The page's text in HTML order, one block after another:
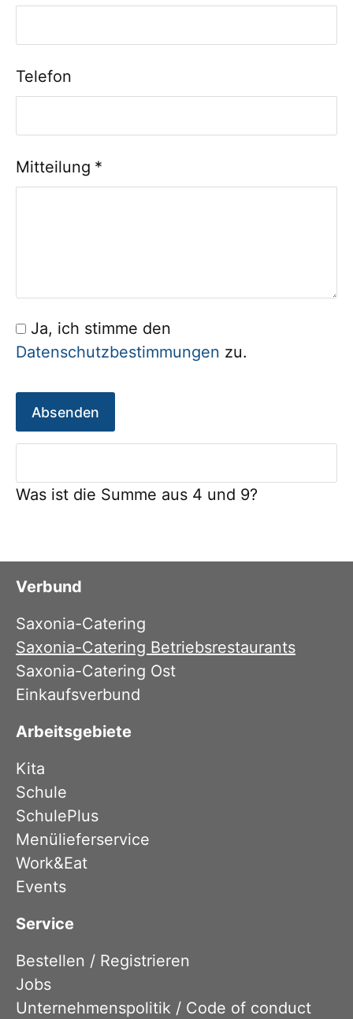
Telefon
Mitteilung *
Ja, ich stimme den
Datenschutzbestimmungen zu.
Absenden
Was ist die Summe aus 4 und 9?
Verbund
Saxonia-Catering
Saxonia-Catering Betriebsrestaurants
Saxonia-Catering Ost
Einkaufsverbund
Arbeitsgebiete
Kita
Schule
SchulePlus
Menülieferservice
Work&Eat
Events
Service
Bestellen / Registrieren
Jobs
Unternehmenspolitik / Code of conduct